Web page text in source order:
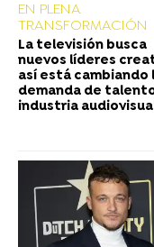
EN PLENA
TRANSFORMACIÓN
La televisión busca
nuevos líderes
así está cambiando
demanda de
industria